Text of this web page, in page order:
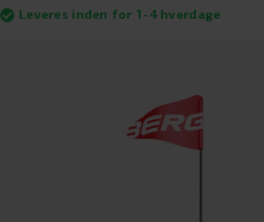
Leveres inden for 1-4 hverdage